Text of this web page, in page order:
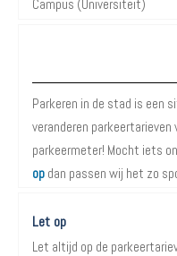
Campus (Universiteit)
Parkeren in de stad is een
veranderen parkeertarieven
parkeermeter! Mocht iets
op dan passen wij het zo
Let op
Let altijd op de